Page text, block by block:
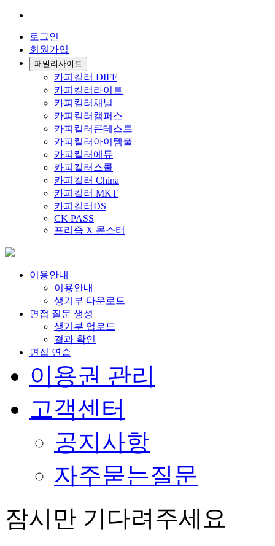
로그인
회원가입
패밀리사이트
카피킬러 DIFF
카피킬러라이트
카피킬러채널
카피킬러캠퍼스
카피킬러콘테스트
카피킬러아이템풀
카피킬러에듀
카피킬러스쿨
카피킬러 China
카피킬러 MKT
카피킬러DS
CK PASS
프리즘 X 몬스터
이용안내
이용안내
생기부 다운로드
면접 질문 생성
생기부 업로드
결과 확인
면접 연습
이용권 관리
고객센터
공지사항
자주묻는질문
잠시만 기다려주세요